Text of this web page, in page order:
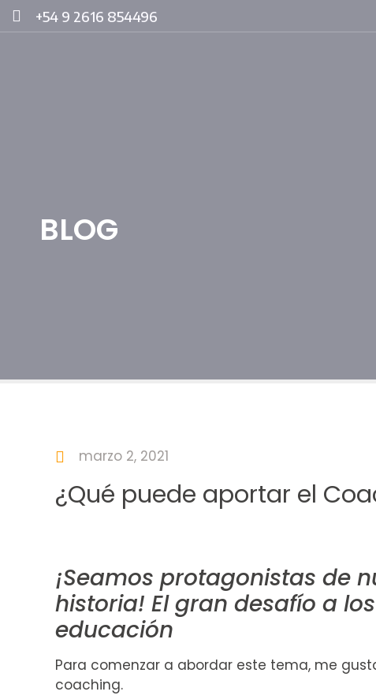
+54 9 2616 854496
BLOG
marzo 2, 2021
¿Qué puede aportar el
¡Seamos protagonistas de
historia! El gran desafío a
educación
Para comenzar a abordar este tema, me
coaching.